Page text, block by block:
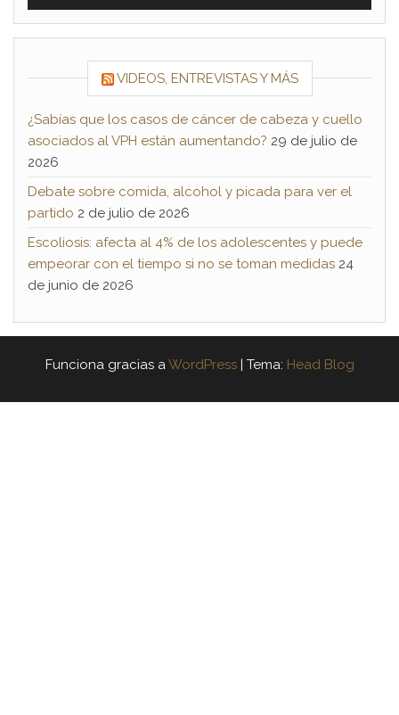
VIDEOS, ENTREVISTAS Y MÁS
¿Sabías que los casos de cáncer de cabeza y cuello
asociados al VPH están aumentando? 29 de julio de
2026
Debate sobre comida, alcohol y picada para ver el
partido 2 de julio de 2026
Escoliosis: afecta al 4% de los adolescentes y puede
empeorar con el tiempo si no se toman medidas 24
de junio de 2026
Funciona gracias aWordPress | Tema: Head Blog